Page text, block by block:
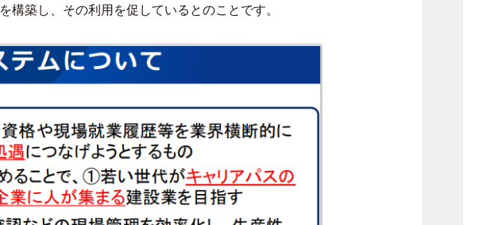
を構築し、その利用を促しているとのことです。